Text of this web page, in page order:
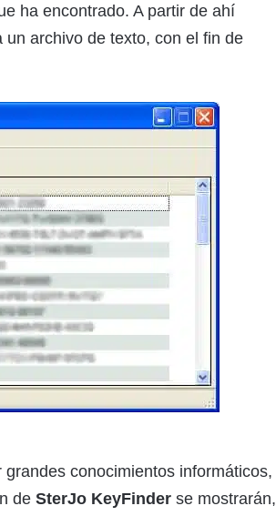
ha encontrado. A partir de ahí
archivo de texto, con el fin de
conocimientos informáticos,
de SterJo KeyFinder se mostrarán,